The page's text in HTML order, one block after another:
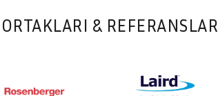
& REFERANSLAR